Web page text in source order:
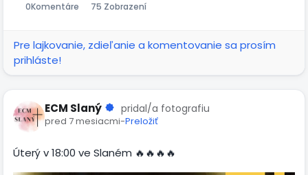
0Komentáre 75 Zobrazení
Pre lajkovanie, zdieľanie a komentovanie sa prosím
prihláste!
ECM Slaný pridal/a fotografiu
pred 7 mesiacmi-Preložiť
Úterý v 18:00 ve Slaném 🔥🔥🔥🔥